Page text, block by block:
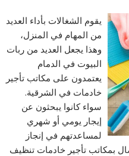
يقوم الشغالات بأداء العديد
من المهام في المنزل،
وهذا يجعل العديد من ربات
البيوت في الدمام
يعتمدون على مكاتب تأجير
خادمات في الشرقية.
سواء كانوا يبحثون عن
إيجار يومي أو شهري
لمساعدتهم في إنجاز
بمكاتب تأجير خادمات تنظيف